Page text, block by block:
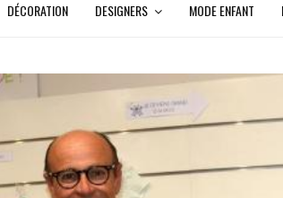
DÉCORATION DESIGNERS MODE ENFANT